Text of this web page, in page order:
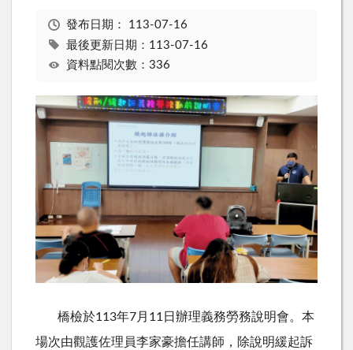
發布日期： 113-07-16
最後更新日期：113-07-16
資料點閱次數：336
橋檢於113年7月 11日辦理義務勞務說明會。本
場次由觀護佐理員李家豪擔任講師，除說明緩起訴